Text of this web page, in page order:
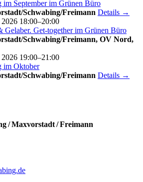
im September im Grünen Büro
Schwabing/Freimann Details →
18:00–20:00
Gelaber. Get-to­ge­ther im Grünen Büro
Schwabing/Freimann, OV Nord,
19:00–21:00
im Oktober
Schwabing/Freimann Details →
/ Maxvorstadt ⁠/ Freimann